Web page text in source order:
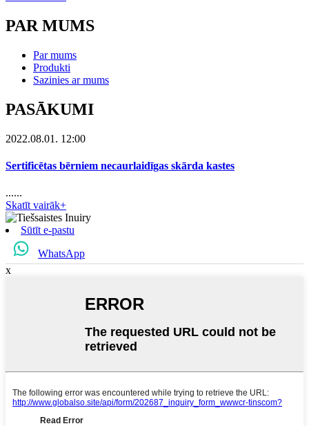
PAR MUMS
Par mums
Produkti
Sazinies ar mums
PASĀKUMI
2022.08.01. 12:00
Sertificētas bērniem necaurlaidīgas skārda kastes
......
Skatīt vairāk+
Sūtīt e-pastu
WhatsApp
x